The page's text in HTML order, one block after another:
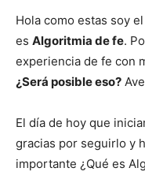
Hola como estas soy
es Algoritmia de fe.
experiencia de fe con
¿Será posible eso?
El día de hoy que
gracias por seguirlo y
importante ¿Qué es